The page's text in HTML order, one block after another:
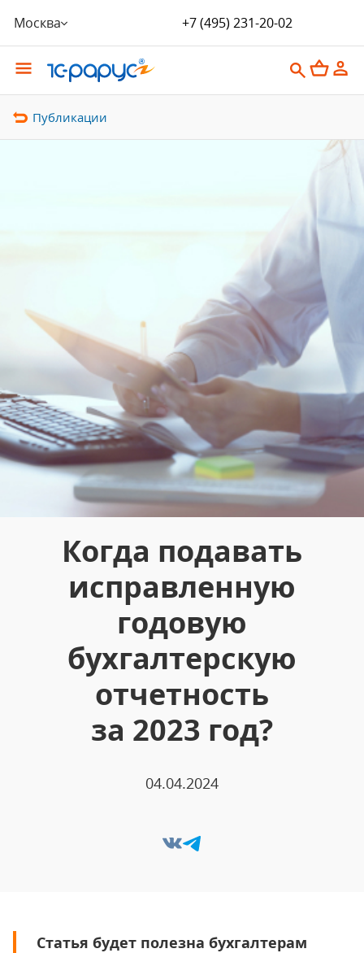
Москва +7 (495) 231-20-02
Публикации
Когда подавать
исправленную
годовую
бухгалтерскую
отчетность
за 2023 год?
04.04.2024
Статья будет полезна бухгалтерам